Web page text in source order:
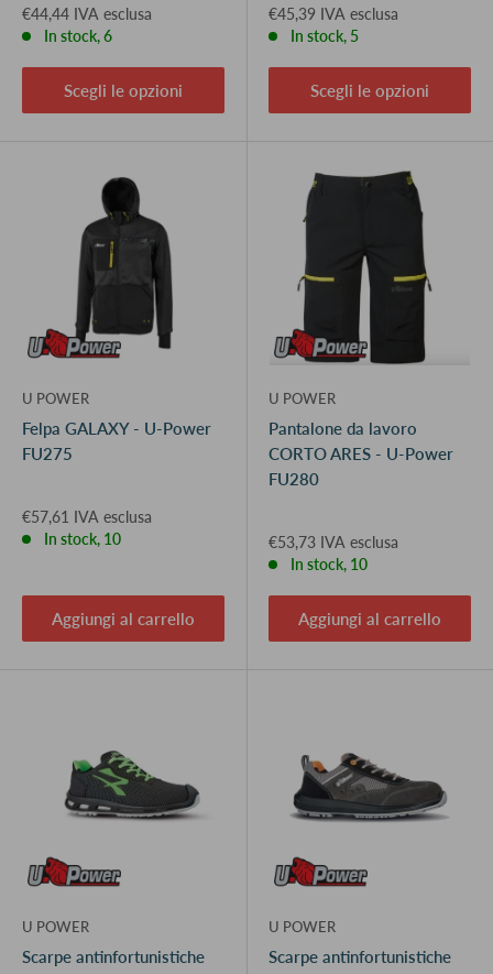
€44,44 IVA esclusa
In stock, 6
Scegli le opzioni
€45,39 IVA esclusa
In stock, 5
Scegli le opzioni
U POWER
Felpa GALAXY - U-Power
FU275
€57,61 IVA esclusa
In stock, 10
Aggiungi al carrello
U POWER
Pantalone da lavoro
CORTO ARES - U-Power
FU280
€53,73 IVA esclusa
In stock, 10
Aggiungi al carrello
U POWER
Scarpe antinfortunistiche
U POWER
Scarpe antinfortunistiche